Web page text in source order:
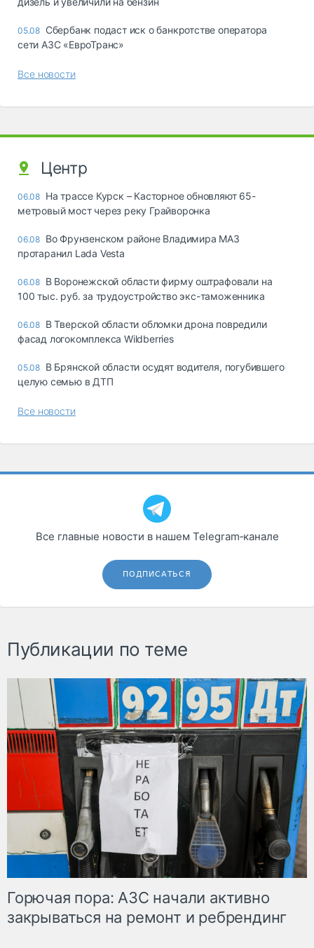
05.08 Сбербанк подаст иск о банкротстве оператора
сети АЗС «ЕвроТранс»
Все новости
Центр
06.08 На трассе Курск – Касторное обновляют 65-
метровый мост через реку Грайворонка
06.08 Во Фрунзенском районе Владимира МАЗ
протаранил Lada Vesta
06.08 В Воронежской области фирму оштрафовали на
100 тыс. руб. за трудоустройство экс-таможенника
06.08 В Тверской области обломки дрона повредили
фасад логокомплекса Wildberries
05.08 В Брянской области осудят водителя, погубившего
целую семью в ДТП
Все новости
Все главные новости в нашем Telegram‑канале
ПОДПИСАТЬСЯ
Публикации по теме
Горючая пора: АЗС начали активно
закрываться на ремонт и ребрендинг